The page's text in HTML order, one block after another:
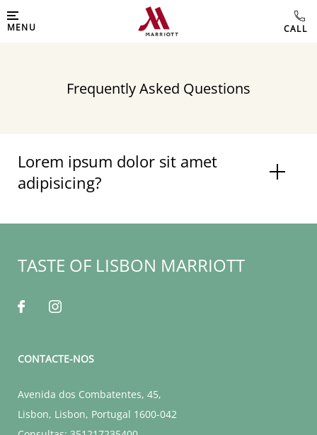
MENU
Frequently Asked Questions
Lorem ipsum dolor sit amet
adipisicing?
TASTE OF LISBON MARRIOTT
CONTACTE-NOS
Avenida dos Combatentes, 45,
Lisbon, Lisbon, Portugal 1600-042